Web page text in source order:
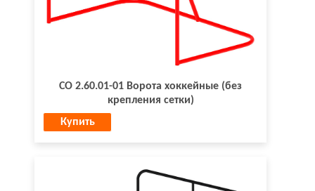
СО 2.60.01-01 Ворота хоккейные (без
крепления сетки)
Купить